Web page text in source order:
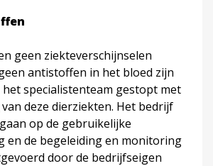
geen ziekteverschijnselen
antistoffen in het bloed zijn
specialistenteam gestopt met
deze dierziekten. Het bedrijf
op de gebruikelijke
en de begeleiding en monitoring
door de bedrijfseigen